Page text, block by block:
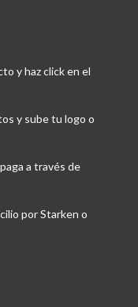
y haz click en el
y sube tu logo o
a través de
por Starken o